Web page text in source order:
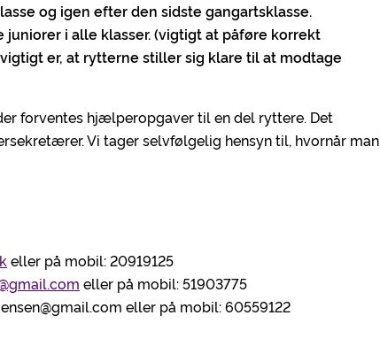
og igen efter den sidste gangartsklasse.
i alle klasser. (vigtigt at påføre korrekt
er, at rytterne stiller sig klare til at modtage
forventes hjælperopgaver til en del ryttere. Det
Vi tager selvfølgelig hensyn til, hvornår man
eller på mobil: 20919125
eller på mobil: 51903775
eller på mobil: 60559122